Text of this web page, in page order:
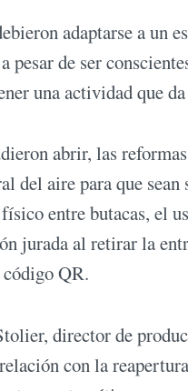
adaptarse a un
pesar de ser
una actividad que
abrir, las
del aire para que
entre butacas, el
jurada al retirar la
QR.
director de
con la